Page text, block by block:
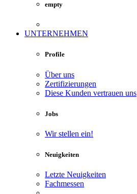
empty
UNTERNEHMEN
Profile
Über uns
Zertifizierungen
Diese Kunden vertrauen uns
Jobs
Wir stellen ein!
Neuigkeiten
Letzte Neuigkeiten
Fachmessen